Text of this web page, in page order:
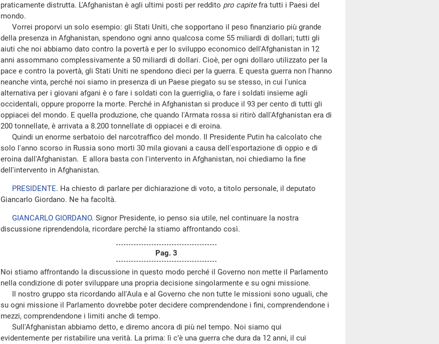
praticamente distrutta. L'Afghanistan è agli ultimi posti per reddito pro capitefra tutti i Paesi del
mondo.
Vorrei proporvi un solo esempio: gli Stati Uniti, che sopportano il peso finanziario più grande
della presenza in Afghanistan, spendono ogni anno qualcosa come 55 miliardi di dollari; tutti gli
aiuti che noi abbiamo dato contro la povertà e per lo sviluppo economico dell'Afghanistan in 12
anni assommano complessivamente a 50 miliardi di dollari. Cioè, per ogni dollaro utilizzato per la
pace e contro la povertà, gli Stati Uniti ne spendono dieci per la guerra. E questa guerra non l'hanno
neanche vinta, perché noi siamo in presenza di un Paese piegato su se stesso, in cui l'unica
alternativa per i giovani afgani è o fare i soldati con la guerriglia, o fare i soldati insieme agli
occidentali, oppure proporre la morte. Perché in Afghanistan si produce il 93 per cento di tutti gli
oppiacei del mondo. E quella produzione, che quando l'Armata rossa si ritirò dall'Afghanistan era di
200 tonnellate, è arrivata a 8.200 tonnellate di oppiacei e di eroina.
Quindi un enorme serbatoio del narcotraffico del mondo. Il Presidente Putin ha calcolato che
solo l'anno scorso in Russia sono morti 30 mila giovani a causa dell'esportazione di oppio e di
eroina dall'Afghanistan. E allora basta con l'intervento in Afghanistan, noi chiediamo la fine
dell'intervento in Afghanistan.
PRESIDENTE. Ha chiesto di parlare per dichiarazione di voto, a titolo personale, il deputato
Giancarlo Giordano. Ne ha facoltà.
GIANCARLO GIORDANO. Signor Presidente, io penso sia utile, nel continuare la nostra
discussione riprendendola, ricordare perché la stiamo affrontando così.
Pag. 3
Noi stiamo affrontando la discussione in questo modo perché il Governo non mette il Parlamento
nella condizione di poter sviluppare una propria decisione singolarmente e su ogni missione.
Il nostro gruppo sta ricordando all'Aula e al Governo che non tutte le missioni sono uguali, che
su ogni missione il Parlamento dovrebbe poter decidere comprendendone i fini, comprendendone i
mezzi, comprendendone i limiti anche di tempo.
Sull'Afghanistan abbiamo detto, e diremo ancora di più nel tempo. Noi siamo qui
evidentemente per ristabilire una verità. La prima: lì c’è una guerra che dura da 12 anni, il cui